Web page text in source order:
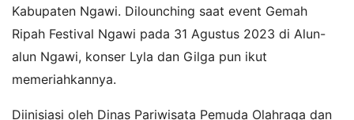
Kabupaten Ngawi. Dilounching saat event Gemah
Ripah Festival Ngawi pada 31 Agustus 2023 di Alun-
alun Ngawi, konser Lyla dan Gilga pun ikut
memeriahkannya.
Diinisiasi oleh Dinas Pariwisata Pemuda Olahraga dan